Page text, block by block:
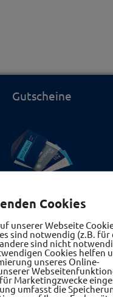
Gutscheine
Cookies
unserer Webseite
sind notwendig (z.B. für
sind nicht
Cookies helfen
unseres Online-
Marketingzwecke
umfasst die